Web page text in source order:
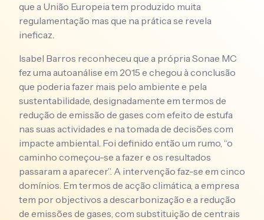
que a União Europeia tem produzido muita
regulamentação mas que na prática se revela
ineficaz.
Isabel Barros reconheceu que a própria Sonae MC
fez uma autoanálise em 2015 e chegou à conclusão
que poderia fazer mais pelo ambiente e pela
sustentabilidade, designadamente em termos de
redução de emissão de gases com efeito de estufa
nas suas actividades e na tomada de decisões com
impacte ambiental. Foi definido então um rumo, “o
caminho começou-se a fazer e os resultados
passaram a aparecer”. A intervenção faz-se em cinco
domínios. Em termos de acção climática, a empresa
tem por objectivos a descarbonização e a redução
de emissões de gases, com substituição de centrais